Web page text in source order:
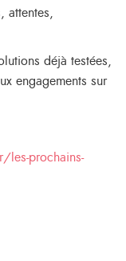
attentes,
déjà testées,
engagements sur
les-prochains-